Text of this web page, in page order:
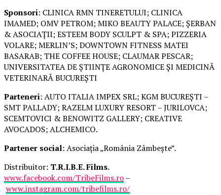
Sponsori: CLINICA RMN TINERETULUI; CLINICA
IMAMED; OMV PETROM; MIKO BEAUTY PALACE; ȘERBAN
& ASOCIAȚII; ESTEEM BODY SCULPT & SPA; PIZZERIA
VOLARE; MERLIN’S; DOWNTOWN FITNESS MATEI
BASARAB; THE COFFEE HOUSE; CLAUMAR PESCAR;
UNIVERSITATEA DE ȘTIINȚE AGRONOMICE ȘI MEDICINĂ
VETERINARĂ BUCUREȘTI
Parteneri: AUTO ITALIA IMPEX SRL; KGM BUCUREȘTI –
SMT PALLADY; RAZELM LUXURY RESORT – JURILOVCA;
SCEMTOVICI & BENOWITZ GALLERY; CREATIVE
AVOCADOS; ALCHEMICO.
Partener social: Asociația „România Zâmbește”.
Distribuitor: T.R.I.B.E. Films.
www.facebook.com/TribeFilms.ro–
www.instagram.com/tribefilms.ro/